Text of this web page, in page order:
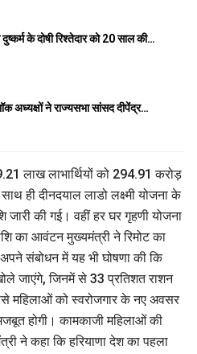
के दोषी रिश्तेदार को 20 साल की…
अध्यक्षों ने राज्यसभा सांसद दीपेंद्र…
लाख लाभार्थियों को 294.91 करोड़
ही दीनदयाल लाडो लक्ष्मी योजना के
की गई। वहीं हर घर गृहणी योजना
का आवंटन मुख्यमंत्री ने रिमोट का
संबोधन में यह भी घोषणा की कि
जाएंगे, जिनमें से 33 प्रतिशत राशन
महिलाओं को स्वरोजगार के नए अवसर
होगी। कामकाजी महिलाओं की
ने कहा कि हरियाणा देश का पहला